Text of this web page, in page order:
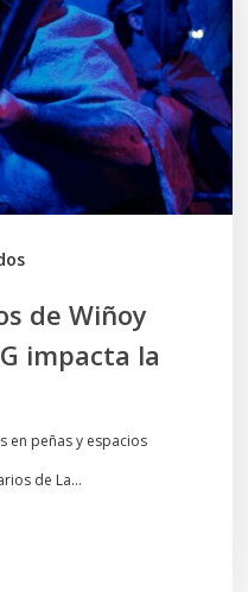
de Wiñoy
impacta la
en peñas y espacios
de La…